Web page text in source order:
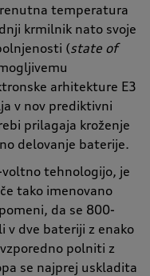
temperatura
krmilnik nato svoje
(state of
arhitekture E3
v nov prediktivni
prilagaja kroženje
delovanje baterije.
tehnologijo, je
tako imenovano
da se 800-
v dve bateriji z enako
polniti z
se najprej uskladita